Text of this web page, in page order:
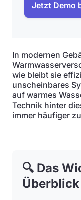
Jetzt Demo
In modernen
wie bleibt sie
unscheinbares
auf warmes
Technik hinter
immer häufiger
🔍 Das
Überblick